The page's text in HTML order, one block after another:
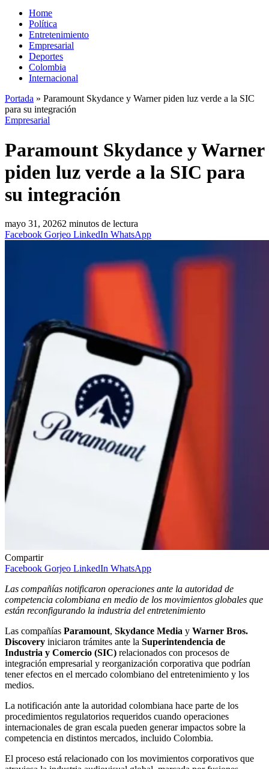
Home
Política
Entretenimiento
Empresarial
Deportes
Colombia
Internacional
Portada » Paramount Skydance y Warner piden luz verde a la SIC
para su integración
Empresarial
Paramount Skydance y Warner
piden luz verde a la SIC para
su integración
mayo 31, 20262 minutos de lectura
Facebook Gorjeo LinkedIn WhatsApp
Compartir
Facebook Gorjeo LinkedIn WhatsApp
Las compañías notificaron operaciones ante la autoridad de
competencia colombiana en medio de los movimientos globales que
están reconfigurando la industria del entretenimiento
Las compañías Paramount, Skydance Media y Warner Bros.
Discovery iniciaron trámites ante la Superintendencia de
Industria y Comercio (SIC) relacionados con procesos de
integración empresarial y reorganización corporativa que podrían
tener efectos en el mercado colombiano del entretenimiento y los
medios.
La notificación ante la autoridad colombiana hace parte de los
procedimientos regulatorios requeridos cuando operaciones
internacionales de gran escala pueden generar impactos sobre la
competencia en distintos mercados, incluido Colombia.
El proceso está relacionado con los movimientos corporativos que